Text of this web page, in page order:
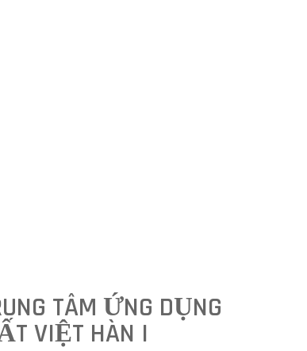
TÂM ỨNG DỤNG
VIỆT HÀN I